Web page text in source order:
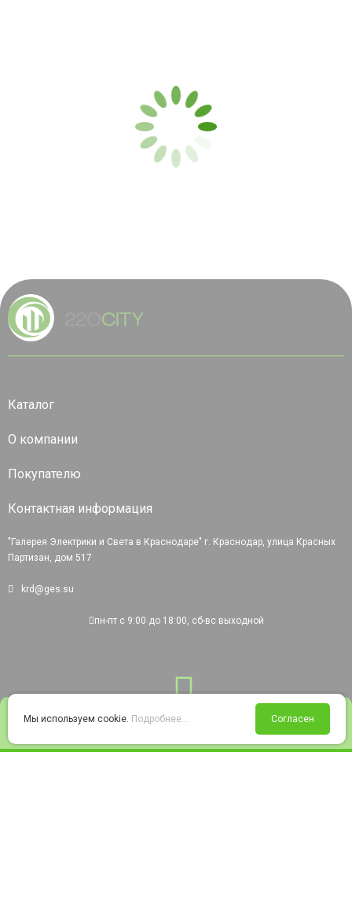
Войти Избранное Корзина
Каталог
О компании
Покупателю
Контактная информация
"Галерея Электрики и Света в Краснодаре" г. Краснодар, улица Красных
Партизан, дом 517
krd@ges.su
пн-пт с 9:00 до 18:00, сб-вс выходной
Мы используем cookie. Подробнее... Согласен